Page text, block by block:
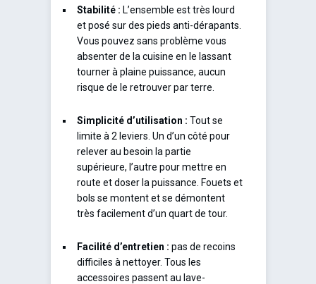
Stabilité : L’ensemble est très lourd
et posé sur des pieds anti-dérapants.
Vous pouvez sans problème vous
absenter de la cuisine en le lassant
tourner à plaine puissance, aucun
risque de le retrouver par terre.
Simplicité d’utilisation : Tout se
limite à 2 leviers. Un d’un côté pour
relever au besoin la partie
supérieure, l’autre pour mettre en
route et doser la puissance. Fouets et
bols se montent et se démontent
très facilement d’un quart de tour.
Facilité d’entretien : pas de recoins
difficiles à nettoyer. Tous les
accessoires passent au lave-